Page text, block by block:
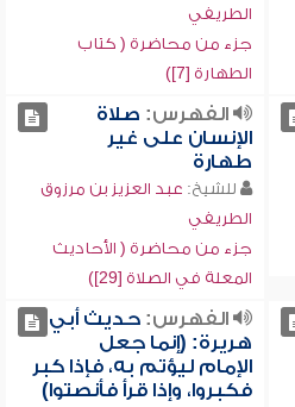
الطريفي
جزء من محاضرة ( كتاب
الطهارة [7])
الفهرس: صلاة
الإنسان على غير
طهارة
للشيخ: عبد العزيز بن مرزوق
الطريفي
جزء من محاضرة ( الأحاديث
المعلة في الصلاة [29])
الفهرس:حديث أبي
هريرة: (إنما جعل
الإمام ليؤتم به، فإذا كبر
فكبروا، وإذا قرأ فأنصتوا)